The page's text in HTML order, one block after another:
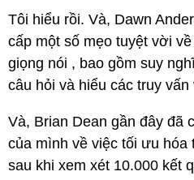
Tôi hiểu rồi. Và, Dawn
cấp một số mẹo tuyệt vời
giọng nói , bao gồm suy
câu hỏi và hiểu các truy
Và, Brian Dean gần đây đã
của mình về việc tối ưu hóa
sau khi xem xét 10.000 kết